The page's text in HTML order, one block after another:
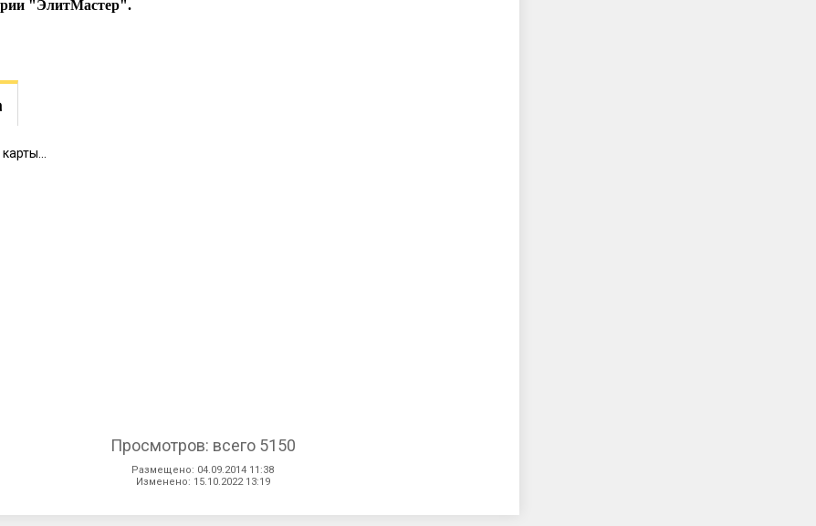
"ЭлитМастер".
Просмотров: всего 5150
Размещено: 04.09.2014 11:38
Изменено: 15.10.2022 13:19